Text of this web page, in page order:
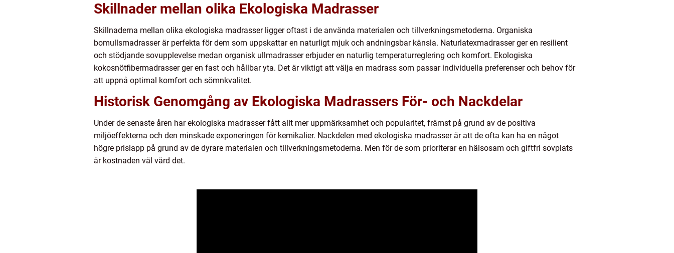
Skillnader mellan olika Ekologiska Madrasser
Skillnaderna mellan olika ekologiska madrasser ligger oftast i de använda materialen och tillverkningsmetoderna. Organiska
bomullsmadrasser är perfekta för dem som uppskattar en naturligt mjuk och andningsbar känsla. Naturlatexmadrasser ger en resilient
och stödjande sovupplevelse medan organisk ullmadrasser erbjuder en naturlig temperaturreglering och komfort. Ekologiska
kokosnötfibermadrasser ger en fast och hållbar yta. Det är viktigt att välja en madrass som passar individuella preferenser och behov för
att uppnå optimal komfort och sömnkvalitet.
Historisk Genomgång av Ekologiska Madrassers För- och Nackdelar
Under de senaste åren har ekologiska madrasser fått allt mer uppmärksamhet och popularitet, främst på grund av de positiva
miljöeffekterna och den minskade exponeringen för kemikalier. Nackdelen med ekologiska madrasser är att de ofta kan ha en något
högre prislapp på grund av de dyrare materialen och tillverkningsmetoderna. Men för de som prioriterar en hälsosam och giftfri sovplats
är kostnaden väl värd det.